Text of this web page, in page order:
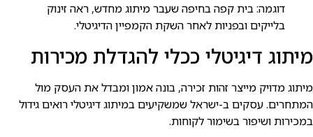
דוגמה: בית קפה בחיפה שעבר מיתוג מחדש, ראה זינוק
בלייקים ובפניות לאחר השקת הקמפיין הדיגיטלי.
מיתוג דיגיטלי ככלי להגדלת מכירות
מיתוג מדויק מייצר זהות זכירה, בונה אמון ומבדל את העסק מול
המתחרים. עסקים ב-ישראל שמשקיעים במיתוג דיגיטלי רואים גידול
במכירות ושיפור בשימור לקוחות.